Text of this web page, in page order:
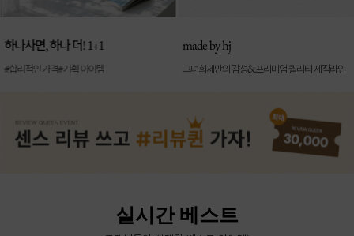
made by hj
그녀희제만의 감성&프리미엄 퀄리티 제작라인
매일 신상 업로드
신상7%할인 득템 기회
실시간 베스트